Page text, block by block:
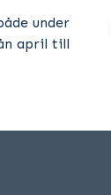
under
april till